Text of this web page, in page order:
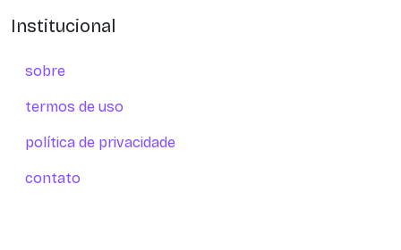
Institucional
sobre
termos de uso
política de privacidade
contato